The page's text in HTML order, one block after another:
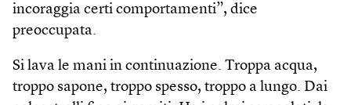
incoraggia certi comportamenti”, dice
preoccupata.
Si lava le mani in continuazione. Troppa acqua,
troppo sapone, troppo spesso, troppo a lungo. Dai